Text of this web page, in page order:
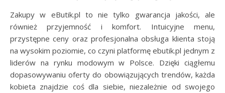
Zakupy w eButik.pl to nie tylko gwarancja jakości, ale
również przyjemność i komfort. Intuicyjne menu,
przystępne ceny oraz profesjonalna obsługa klienta stoją
na wysokim poziomie, co czyni platformę ebutik.pl jednym z
liderów na rynku modowym w Polsce. Dzięki ciągłemu
dopasowywaniu oferty do obowiązujących trendów, każda
kobieta znajdzie coś dla siebie, niezależnie od swojego